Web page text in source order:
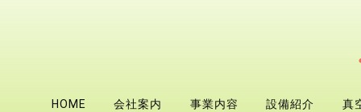
HOME 会社案内 事業内容 設備紹介
真